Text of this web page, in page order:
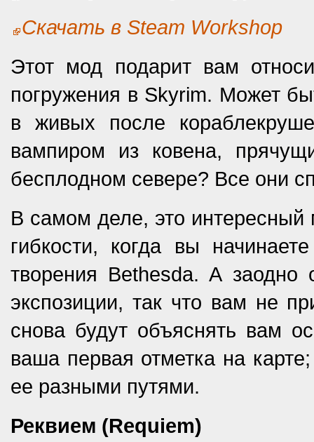
Скачать в Steam Workshop
Этот мод подарит вам
погружения в Skyrim. Может
в живых после
вампиром из ковена,
бесплодном севере? Все они
В самом деле, это
гибкости, когда вы
творения Bethesda. А заодно
экспозиции, так что вам не
снова будут объяснять вам
ваша первая отметка на
ее разными путями.
Реквием (Requiem)